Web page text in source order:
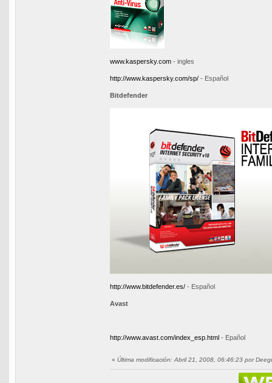
www.kaspersky.com - ingles
http://www.kaspersky.com/sp/ - Español
Bitdefender
http://www.bitdefender.es/ - Español
Avast
http://www.avast.com/index_esp.html - Epañol
« Última modificación: Abril 21, 2008, 06:46:23 por